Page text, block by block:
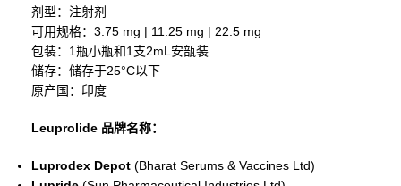
剂型：注射剂
可用规格：3.75 mg | 11.25 mg | 22.5 mg
包装：1瓶小瓶和1支2mL安瓿装
储存：储存于25°C以下
原产国：印度
Leuprolide 品牌名称：
Luprodex Depot (Bharat Serums & Vaccines Ltd)